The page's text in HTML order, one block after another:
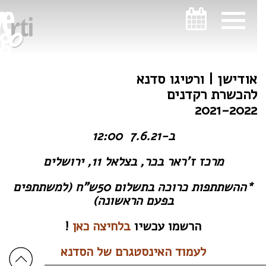
אודישן | ורטיגו סדנא
להכשרת רקדנים
2021-2022
ב-7.6.21 12:00
מרכז ז’ראר בכר, בצלאל 11, ירושלים
*ההשתתפות כרוכה בתשלום 50ש”ח (למשתתפים
בפעם הראשונה)
הרשמו עכשיובלחיצה כאן!
לעמוד האינסטגרם של הסדנא